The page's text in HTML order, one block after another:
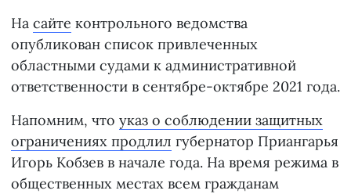
На сайте контрольного ведомства
опубликован список привлеченных
областными судами к административной
ответственности в сентябре-октябре 2021 года.
Напомним, что указ о соблюдении защитных
ограничениях продлил губернатор Приангарья
Игорь Кобзев в начале года. На время режима в
общественных местах всем гражданам